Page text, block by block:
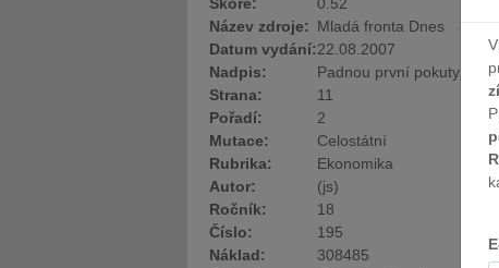
Název zdroje: Mladá fronta Dnes
Datum vydání:22.08.2007
Nadpis:
Padnou první pokuty za
Strana:
11
Pořadí:
2
Mutace:
Celostátní
Rubrika:
Ekonomika
Autor:
(js)
Ročník:
18
Číslo:
195
Náklad:
308485